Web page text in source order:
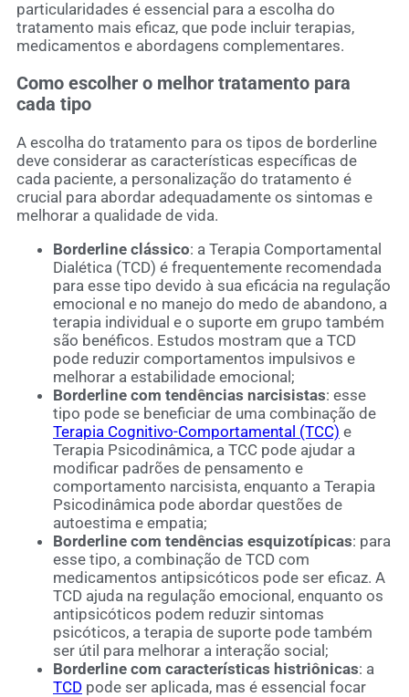
particularidades é essencial para a escolha do
tratamento mais eficaz, que pode incluir terapias,
medicamentos e abordagens complementares.
Como escolher o melhor tratamento para
cada tipo
A escolha do tratamento para os tipos de borderline
deve considerar as características específicas de
cada paciente, a personalização do tratamento é
crucial para abordar adequadamente os sintomas e
melhorar a qualidade de vida.
Borderline clássico: a Terapia Comportamental
Dialética (TCD) é frequentemente recomendada
para esse tipo devido à sua eficácia na regulação
emocional e no manejo do medo de abandono, a
terapia individual e o suporte em grupo também
são benéficos. Estudos mostram que a TCD
pode reduzir comportamentos impulsivos e
melhorar a estabilidade emocional;
Borderline com tendências narcisistas: esse
tipo pode se beneficiar de uma combinação de
Terapia Cognitivo-Comportamental (TCC) e
Terapia Psicodinâmica, a TCC pode ajudar a
modificar padrões de pensamento e
comportamento narcisista, enquanto a Terapia
Psicodinâmica pode abordar questões de
autoestima e empatia;
Borderline com tendências esquizotípicas: para
esse tipo, a combinação de TCD com
medicamentos antipsicóticos pode ser eficaz. A
TCD ajuda na regulação emocional, enquanto os
antipsicóticos podem reduzir sintomas
psicóticos, a terapia de suporte pode também
ser útil para melhorar a interação social;
Borderline com características histriônicas: a
TCD pode ser aplicada, mas é essencial focar